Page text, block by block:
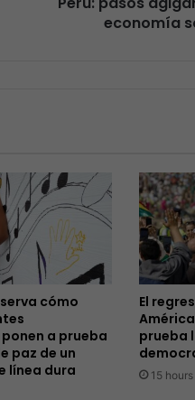
economía
cómo
a prueba
paz de un
línea dura
El
prueba
15